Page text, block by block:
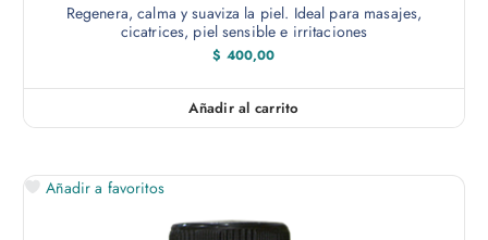
Regenera, calma y suaviza la piel. Ideal para masajes,
cicatrices, piel sensible e irritaciones
$ 400,00
Añadir al carrito
Añadir a favoritos